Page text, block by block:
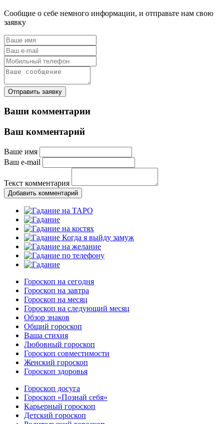
Сообщие о себе немного информации, и отправьте нам свою
заявку
Отправить заявку
Ваши комментарии
Ваш комментарий
Ваше имя
Ваш e-mail
Текст комментария
Добавить комментарий
Гороскоп на сегодня
Гороскоп на завтра
Гороскоп на месяц
Гороскоп на следующий месяц
Обзор знаков
Общий гороскоп
Ваша стихия
Любовный гороскоп
Гороскоп совместимости
Женский гороскоп
Гороскоп здоровья
Гороскоп досуга
Гороскоп «Познай себя»
Карьерный гороскоп
Детский гороскоп